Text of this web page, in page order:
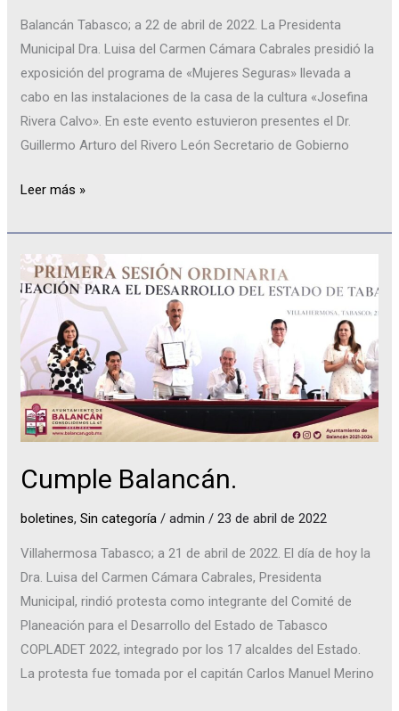
Balancán Tabasco; a 22 de abril de 2022. La Presidenta
Municipal Dra. Luisa del Carmen Cámara Cabrales presidió la
exposición del programa de «Mujeres Seguras» llevada a
cabo en las instalaciones de la casa de la cultura «Josefina
Rivera Calvo». En este evento estuvieron presentes el Dr.
Guillermo Arturo del Rivero León Secretario de Gobierno
Leer más »
Cumple Balancán.
boletines,Sin categoría /admin/23 de abril de 2022
Villahermosa Tabasco; a 21 de abril de 2022. El día de hoy la
Dra. Luisa del Carmen Cámara Cabrales, Presidenta
Municipal, rindió protesta como integrante del Comité de
Planeación para el Desarrollo del Estado de Tabasco
COPLADET 2022, integrado por los 17 alcaldes del Estado.
La protesta fue tomada por el capitán Carlos Manuel Merino
Cumple
Balancán.